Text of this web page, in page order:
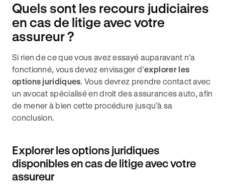
Quels sont les recours judiciaires
en cas de litige avec votre
assureur ?
Si rien de ce que vous avez essayé auparavant n’a
fonctionné, vous devez envisager d’explorer les
options juridiques. Vous devrez prendre contact avec
un avocat spécialisé en droit des assurances auto, afin
de mener à bien cette procédure jusqu’à sa
conclusion.
Explorer les options juridiques
disponibles en cas de litige avec votre
assureur